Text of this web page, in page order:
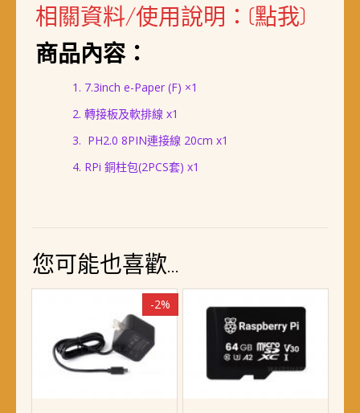
相關資料/使用說明：(點我)
商品內容：
7.3inch e-Paper (F) ×1
轉接板及軟排線 x1
PH2.0 8PIN連接線 20cm x1
RPi 銅柱包(2PCS套) x1
您可能也喜歡…
-2%